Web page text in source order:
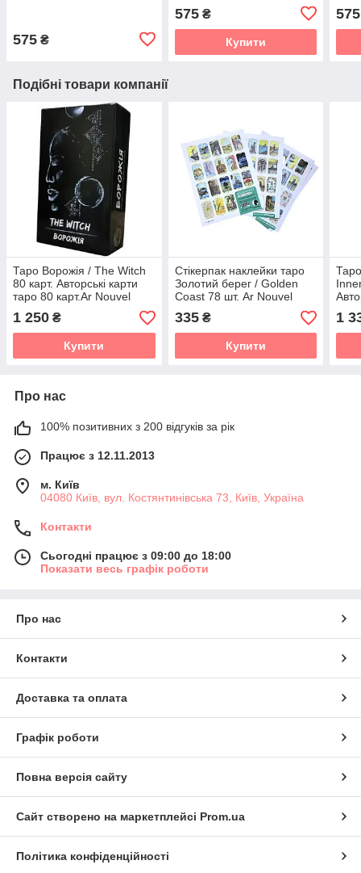
575 ₴
575₴
Купити
575
Подібні товари компанії
Таро Ворожія / The Witch
80 карт. Авторські карти
таро 80 карт.Ar Nouvel
(4820000099295)
(Українська / Англійська)
1 250 ₴
Купити
Стікерпак наклейки таро
Золотий берег / Golden
Coast 78 шт. Ar Nouvel
(4820000099301)
(англійська)
335₴
Купити
Ar
1
Про нас
100% позитивних з 200 відгуків за рік
Працює з 12.11.2013
м. Київ
04080 Київ, вул. Костянтинівська 73, Київ, Україна
Контакти
Сьогодні працює з 09:00 до 18:00
Показати весь графік роботи
Про нас
Контакти
Доставка та оплата
Графік роботи
Повна версія сайту
Сайт створено на маркетплейсі Prom.ua
Політика конфіденційності